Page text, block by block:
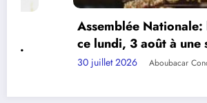
Assemblée Nationale: les
ce lundi, 3 août à une session
30 juillet 2026 Aboubacar Condé